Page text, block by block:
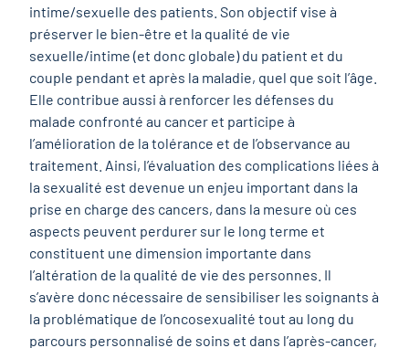
intime/sexuelle des patients. Son objectif vise à
préserver le bien-être et la qualité de vie
sexuelle/intime (et donc globale) du patient et du
couple pendant et après la maladie, quel que soit l’âge.
Elle contribue aussi à renforcer les défenses du
malade confronté au cancer et participe à
l’amélioration de la tolérance et de l’observance au
traitement. Ainsi, l’évaluation des complications liées à
la sexualité est devenue un enjeu important dans la
prise en charge des cancers, dans la mesure où ces
aspects peuvent perdurer sur le long terme et
constituent une dimension importante dans
l’altération de la qualité de vie des personnes. Il
s’avère donc nécessaire de sensibiliser les soignants à
la problématique de l’oncosexualité tout au long du
parcours personnalisé de soins et dans l’après-cancer,